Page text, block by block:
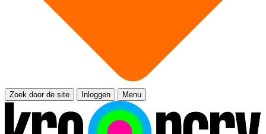
Zoek door de site Inloggen Menu